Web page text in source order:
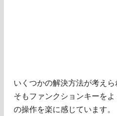
いくつかの解決方法が考え
そもファンクションキーを
の操作を楽に感じています。